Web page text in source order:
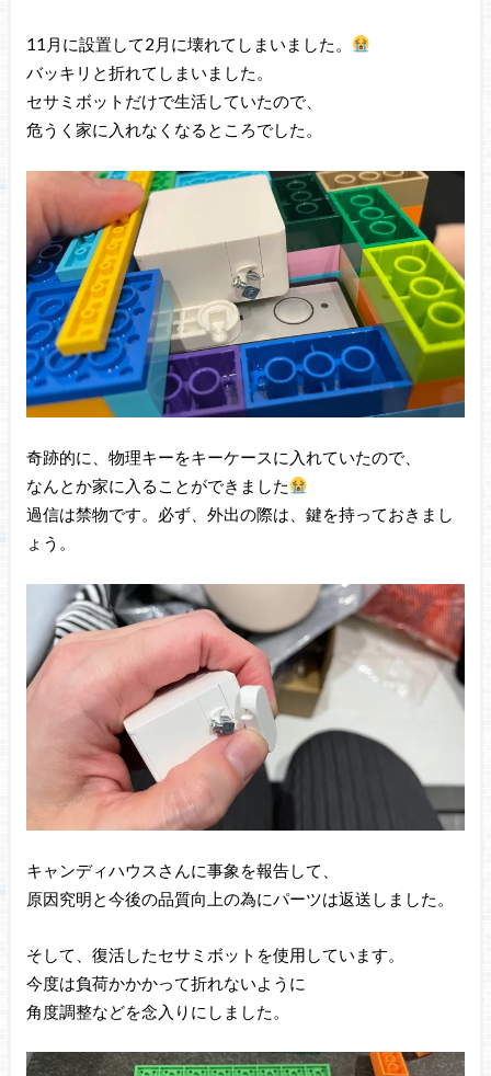
11月に設置して2月に壊れてしまいました。
バッキリと折れてしまいました。
セサミボットだけで生活していたので、
危うく家に入れなくなるところでした。
奇跡的に、物理キーをキーケースに入れていたので、
なんとか家に入ることができました
過信は禁物です。必ず、外出の際は、鍵を持っておきまし
ょう。
キャンディハウスさんに事象を報告して、
原因究明と今後の品質向上の為にパーツは返送しました。
そして、復活したセサミボットを使用しています。
今度は負荷かかかって折れないように
角度調整などを念入りにしました。